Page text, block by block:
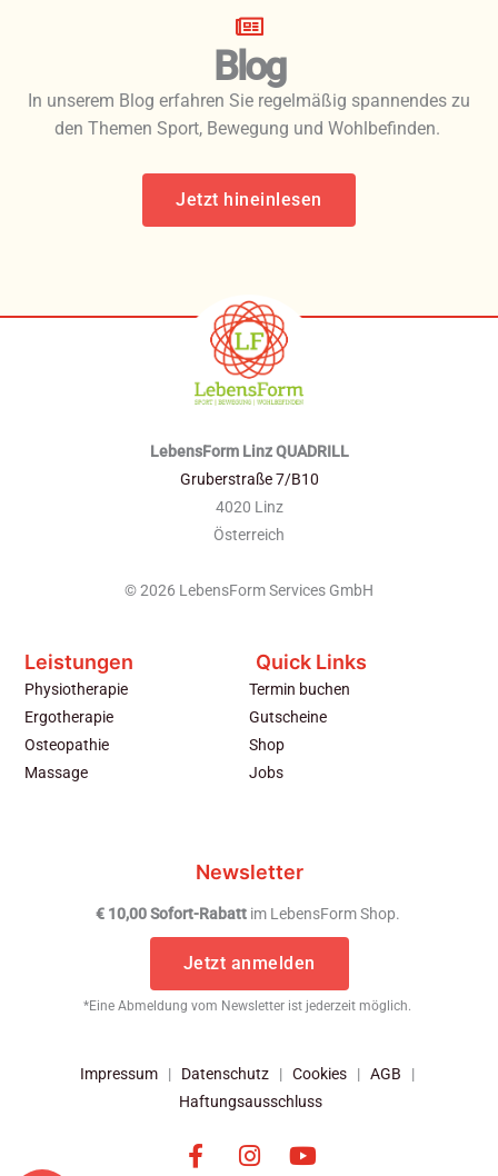
Blog
In unserem Blog erfahren Sie regelmäßig spannendes zu
den Themen Sport, Bewegung und Wohlbefinden.
Jetzt hineinlesen
LebensForm Linz QUADRILL
Gruberstraße 7/B10
4020 Linz
Österreich
© 2026 LebensForm Services GmbH
Leistungen
Physiotherapie
Ergotherapie
Osteopathie
Massage
Quick Links
Termin buchen
Gutscheine
Shop
Jobs
Newsletter
€ 10,00 Sofort-Rabatt im LebensForm Shop.
Jetzt anmelden
*Eine Abmeldung vom Newsletter ist jederzeit möglich.
Impressum | Datenschutz | Cookies | AGB |
Haftungsausschluss
F
I
Y